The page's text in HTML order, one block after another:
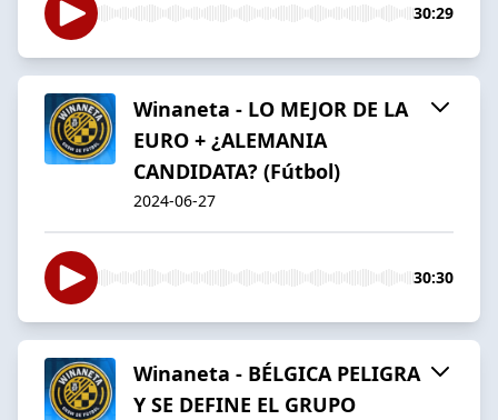
30:29
Winaneta - LO MEJOR DE LA
EURO + ¿ALEMANIA
CANDIDATA? (Fútbol)
2024-06-27
30:30
Winaneta - BÉLGICA PELIGRA
Y SE DEFINE EL GRUPO